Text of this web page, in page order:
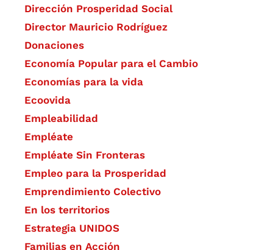
Dirección Prosperidad Social
Director Mauricio Rodríguez
Donaciones
Economía Popular para el Cambio
Economías para la vida
Ecoovida
Empleabilidad
Empléate
Empléate Sin Fronteras
Empleo para la Prosperidad
Emprendimiento Colectivo
En los territorios
Estrategia UNIDOS
Familias en Acción